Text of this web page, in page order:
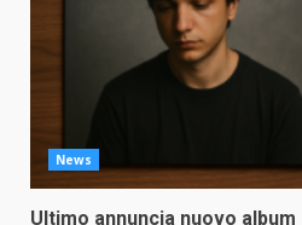
News
Ultimo annuncia nuovo